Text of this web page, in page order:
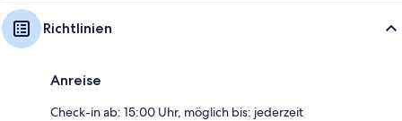
Richtlinien
Anreise
Check-in ab: 15:00 Uhr, möglich bis: jederzeit